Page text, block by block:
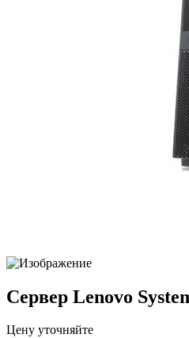
Сервер Lenovo
Цену уточняйте